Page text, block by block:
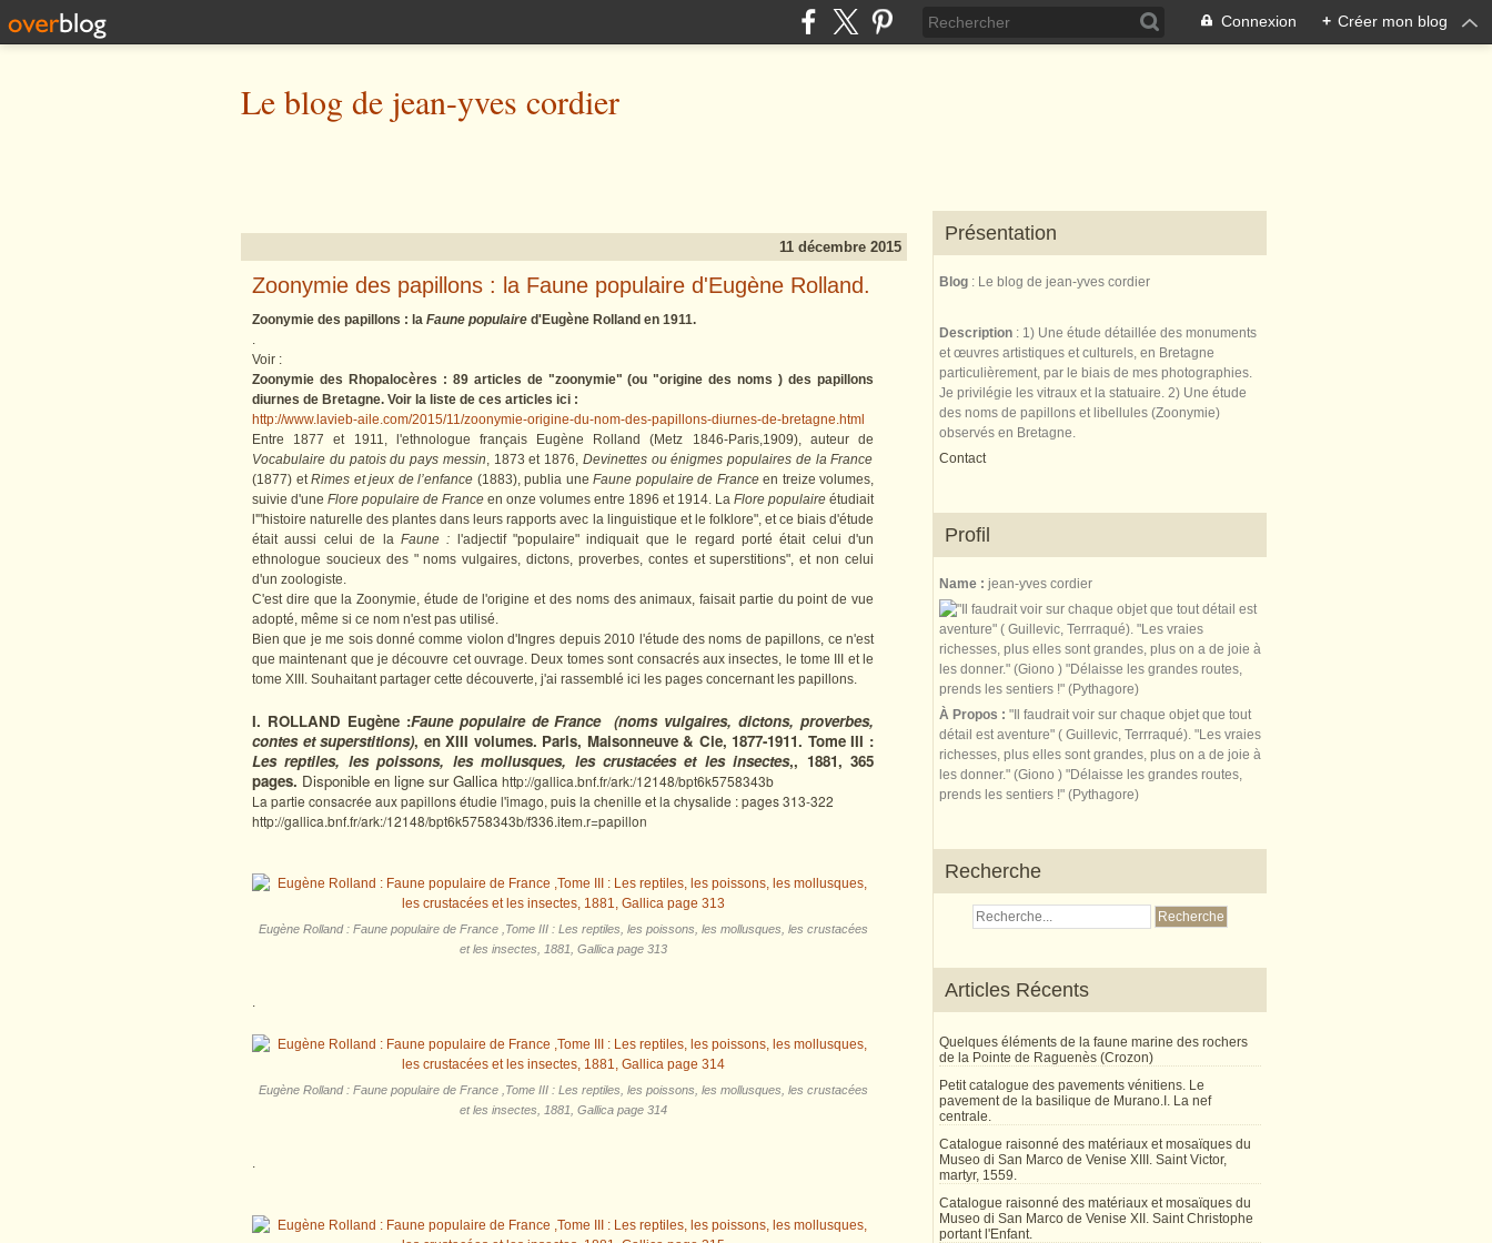
Connexion + Créer mon blog
Le blog de jean-yves cordier
11 décembre 2015
Zoonymie des papillons : la Faune populaire d'Eugène Rolland.
Zoonymie des papillons : la Faune populaire d'Eugène Rolland en 1911.
.
Voir :
Zoonymie des Rhopalocères : 89 articles de "zoonymie" (ou "origine des noms ) des papillons
diurnes de Bretagne. Voir la liste de ces articles ici :
http://www.lavieb-aile.com/2015/11/zoonymie-origine-du-nom-des-papillons-diurnes-de-bretagne.html​
Entre 1877 et 1911, l'ethnologue français Eugène Rolland (Metz 1846-Paris,1909), auteur de
Vocabulaire du patois du pays messin, 1873 et 1876, Devinettes ou énigmes populaires de la France
(1877) etRimes et jeux de l’enfance (1883), publia une Faune populaire de France en treize volumes,
suivie d'une Flore populaire de France en onze volumes entre 1896 et 1914. La Flore populaire étudiait
l'"histoire naturelle des plantes dans leurs rapports avec la linguistique et le folklore", et ce biais d'étude
était aussi celui de la Faune : l'adjectif "populaire" indiquait que le regard porté était celui d'un
ethnologue soucieux des " noms vulgaires, dictons, proverbes, contes et superstitions", et non celui
d'un zoologiste.
C'est dire que la Zoonymie, étude de l'origine et des noms des animaux, faisait partie du point de vue
adopté, même si ce nom n'est pas utilisé.
Bien que je me sois donné comme violon d'Ingres depuis 2010 l'étude des noms de papillons, ce n'est
que maintenant que je découvre cet ouvrage. Deux tomes sont consacrés aux insectes, le tome III et le
tome XIII. Souhaitant partager cette découverte, j'ai rassemblé ici les pages concernant les papillons.
I. ROLLAND Eugène‎ :Faune populaire de France (noms vulgaires, dictons, proverbes,
contes et superstitions), en XIII volumes.‎ Paris, Maisonneuve & Cie, 1877-1911. Tome III :
Les reptiles, les poissons, les mollusques, les crustacées et les insectes,, 1881, 365
pages. Disponible en ligne sur Gallica http://gallica.bnf.fr/ark:/12148/bpt6k5758343b
La partie consacrée aux papillons étudie l'imago, puis la chenille et la chysalide : pages 313-322
http://gallica.bnf.fr/ark:/12148/bpt6k5758343b/f336.item.r=papillon
Eugène‎ Rolland : Faune populaire de France ,Tome III : Les reptiles, les poissons, les mollusques, les crustacées
et les insectes, 1881, Gallica page 313
.
Eugène‎ Rolland : Faune populaire de France ,Tome III : Les reptiles, les poissons, les mollusques, les crustacées
et les insectes, 1881, Gallica page 314
.
Présentation
Blog : Le blog de jean-yves cordier
Description : 1) Une étude détaillée des monuments
et œuvres artistiques et culturels, en Bretagne
particulièrement, par le biais de mes photographies.
Je privilégie les vitraux et la statuaire. 2) Une étude
des noms de papillons et libellules (Zoonymie)
observés en Bretagne.
Contact
Profil
Name : jean-yves cordier
À Propos : "Il faudrait voir sur chaque objet que tout
détail est aventure" ( Guillevic, Terrraqué). "Les vraies
richesses, plus elles sont grandes, plus on a de joie à
les donner." (Giono ) "Délaisse les grandes routes,
prends les sentiers !" (Pythagore)
Recherche
Articles Récents
Quelques éléments de la faune marine des rochers
de la Pointe de Raguenès (Crozon)
Petit catalogue des pavements vénitiens. Le
pavement de la basilique de Murano.I. La nef
centrale.
Catalogue raisonné des matériaux et mosaïques du
Museo di San Marco de Venise XIII. Saint Victor,
martyr, 1559.
Catalogue raisonné des matériaux et mosaïques du
Museo di San Marco de Venise XII. Saint Christophe
portant l'Enfant.